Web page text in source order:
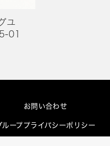
ユ
01
お問い合わせ
ループプライバシーポリシー